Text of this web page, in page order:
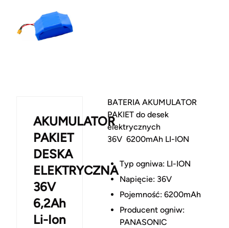
AKUMULATOR
PAKIET
DESKA
ELEKTRYCZNA
36V
6,2Ah
Li-Ion
BATERIA AKUMULATOR
PAKIET do desek
elektrycznych
36V 6200mAh LI-ION
Typ ogniwa: LI-ION
Napięcie: 36V
Pojemność: 6200mAh
Producent ogniw:
PANASONIC